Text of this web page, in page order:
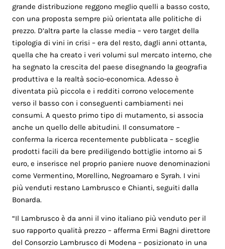
grande distribuzione reggono meglio quelli a basso costo,
con una proposta sempre più orientata alle politiche di
prezzo. D’altra parte la classe media – vero target della
tipologia di vini in crisi – era del resto, dagli anni ottanta,
quella che ha creato i veri volumi sul mercato interno, che
ha segnato la crescita del paese disegnando la geografia
produttiva e la realtà socio-economica. Adesso è
diventata più piccola e i redditi corrono velocemente
verso il basso con i conseguenti cambiamenti nei
consumi. A questo primo tipo di mutamento, si associa
anche un quello delle abitudini. Il consumatore –
conferma la ricerca recentemente pubblicata – sceglie
prodotti facili da bere prediligendo bottiglie intorno ai 5
euro, e inserisce nel proprio paniere nuove denominazioni
come Vermentino, Morellino, Negroamaro e Syrah. I vini
più venduti restano Lambrusco e Chianti, seguiti dalla
Bonarda.
“Il Lambrusco è da anni il vino italiano più venduto per il
suo rapporto qualità prezzo – afferma Ermi Bagni direttore
del Consorzio Lambrusco di Modena – posizionato in una